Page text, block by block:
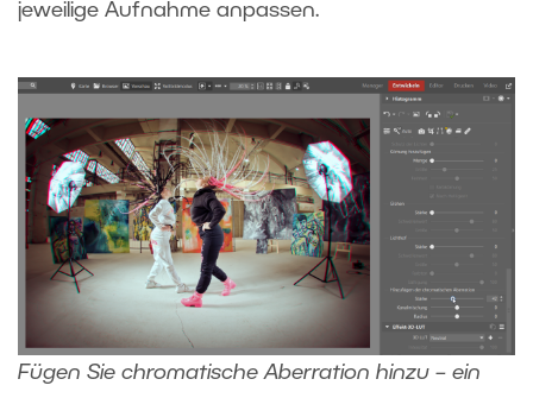
jeweilige Aufnahme anpassen.
Fügen Sie chromatische Aberration hinzu – ein